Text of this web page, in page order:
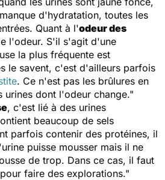
d'hydratation, toutes les
Quant à l'odeur des
l'odeur. S'il s'agit d'une
la plus fréquente est
le savent, c'est d'ailleurs parfois
. Ce n'est pas les brûlures en
urines dont l'odeur change."
, c'est lié à des urines
beaucoup de sels
parfois contenir des protéines, il
puisse mousser mais il ne
de trop. Dans ce cas, il faut
faire des explorations."